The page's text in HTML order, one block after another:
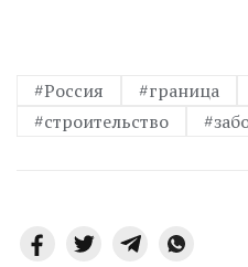
#Россия #граница
#строительство